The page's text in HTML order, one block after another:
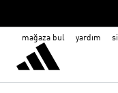
mağaza bul yardım